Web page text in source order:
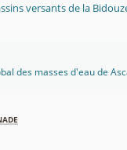
versants de la
des masses d'eau de